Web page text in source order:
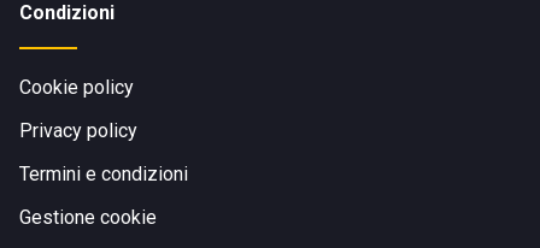
Condizioni
Cookie policy
Privacy policy
Termini e condizioni
Gestione cookie